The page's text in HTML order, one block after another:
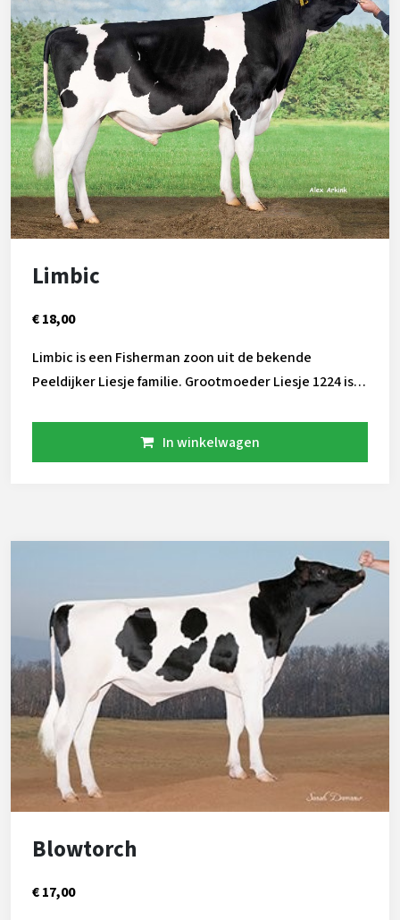
Limbic
€ 18,00
Limbic is een Fisherman zoon uit de bekende
Peeldijker Liesje familie. Grootmoeder Liesje 1224 is
systemen past. Naast zijn hoge productie heeft hij
uiergezondheid en vruchtbaarheid. Voeg hier een
medium hoogtemaat aan toe en je hebt de ideale
koe. Limbic is A2A2 en aAa 513 We hebben de laatste
rieten Limbic te koop!
In winkelwagen
Blowtorch
€ 17,00